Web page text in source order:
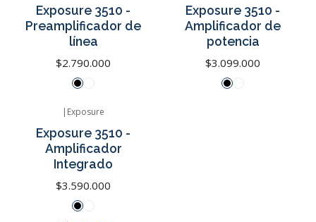
Exposure 3510 -
Preamplificador de
línea
$2.790.000
Exposure 3510 -
Amplificador de
potencia
$3.099.000
| Exposure
Exposure 3510 -
Amplificador
Integrado
$3.590.000